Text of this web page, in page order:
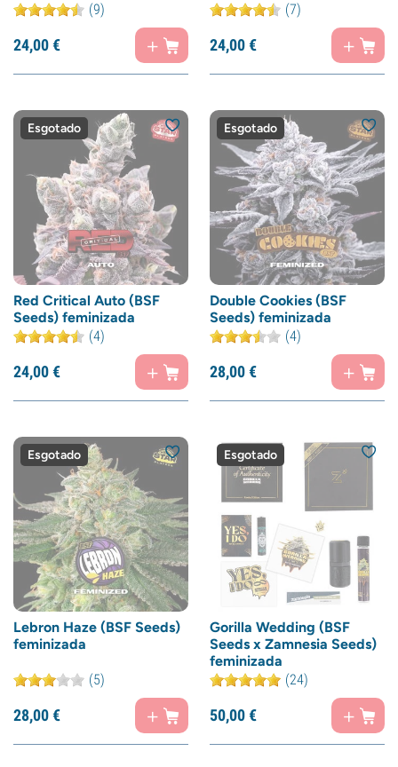
(9)
24,00€
(7)
24,00€
Esgotado
Red Critical Auto (BSF
Seeds) feminizada
(4)
24,00€
Esgotado
Double Cookies (BSF
Seeds) feminizada
(4)
28,00€
Esgotado
Lebron Haze (BSF Seeds)
feminizada
(5)
28,00€
Esgotado
Gorilla Wedding (BSF
Seeds x Zamnesia Seeds)
feminizada
(24)
50,00€